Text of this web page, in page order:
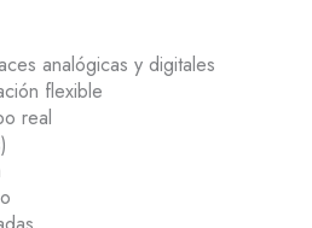
analógicas y digitales
flexible
real